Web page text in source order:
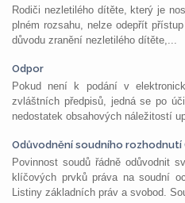
Rodiči nezletilého dítěte, který je
plném rozsahu, nelze odepřít
důvodu zranění nezletilého dítěte,...
Odpor
Pokud není k podání v
zvláštních předpisů, jedná se po
nedostatek obsahových náležitostí
Odůvodnění soudního
Povinnost soudů řádně odůvodnit
klíčových prvků práva na soudní
Listiny základních práv a svobod.